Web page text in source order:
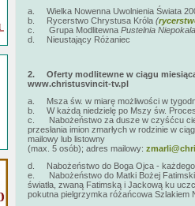
a. Wielka Nowenna Uwolnienia Świata
b. Rycerstwo Chrystusa Króla (
c. Grupa Modlitewna Pustelnia
d. Nieustający Różaniec
2. Oferty modlitewne w ciągu
www.christusvincit-tv.pl
a. Msza św. w miarę możliwości w
b. W każdą niedzielę po Mszy św.
c. Nabożeństwo za dusze w czyśćcu
przesłania imion zmarłych w rodzinie w
mailowy lub listowny
(max. 5 osób); adres mailowy:
d. Nabożeństwo do Boga Ojca - każdego
e. Nabożeństwo do Matki Bożej
światła, zwaną Fatimską i Jackową ku
pokutna pielgrzymka różańcowa Szlakiem